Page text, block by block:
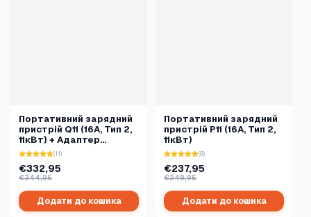
Портативний зарядний
пристрій Q11 (16A, Тип 2,
11кВт) + Адаптер
CEE16A-Шуко
(11)
€332,95
€344,95
Додати до кошика
Портативний зарядний
пристрій P11 (16A, Тип 2,
11кВт)
(8)
€237,95
€249,95
Додати до кошика